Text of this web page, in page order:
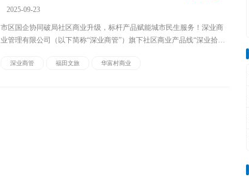
2025-09-23
市区国企协同破局社区商业升级，标杆产品赋能城市民生服务！深业商
业管理有限公司（以下简称“深业商管”）旗下社区商业产品线“深业拾
（以下简称“福田文旅城服”），中标华富村03地块公开招租项目（以下简
深业商管 福田文旅 华富村商业